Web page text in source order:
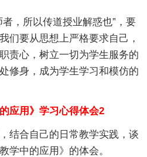
，所以传道授业解惑也”，要
们要从思想上严格要求自己，
责心，树立一切为学生服务的
修身，成为学生学习和模仿的
应用》学习心得体会2
结合自己的日常教学实践，谈
学中的应用》的体会。